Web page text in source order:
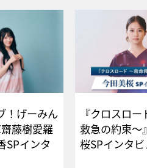
！げーみん
藤樹愛羅
SPインタ
『クロスロ
救急の約束～
桜SPイン